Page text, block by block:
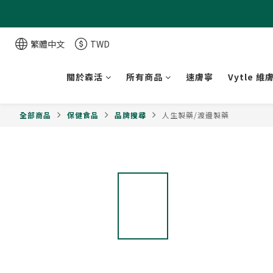
繁體中文 TWD
關於森活 所有商品 速膚寧 Vytle 維
全部商品 保健食品 品牌搜尋 人生製藥/渡邊製藥